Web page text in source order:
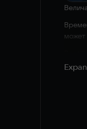
может
полях